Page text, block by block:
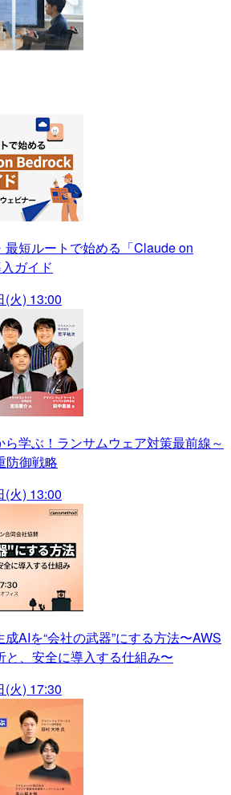
最短ルートで始める「Claude on
ガイド
(火) 13:00
ら学ぶ！ランサムウェア対策最前線～
防御戦略
(火) 13:00
成AIを“会社の武器”にする方法〜AWS
と、安全に導入する仕組み〜
(火) 17:30